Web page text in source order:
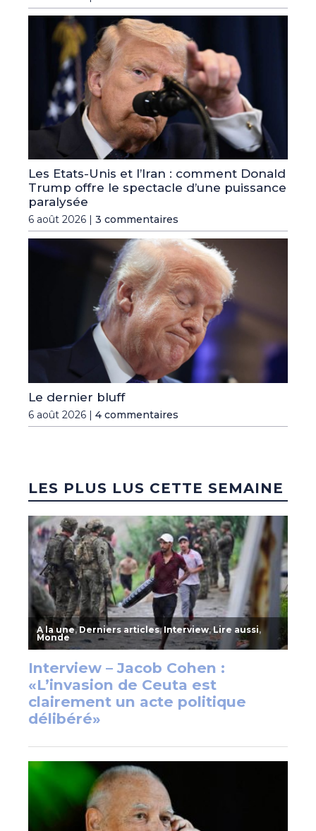
Les Etats-Unis et l’Iran : comment Donald
Trump offre le spectacle d’une puissance
paralysée
6 août 2026 | 3 commentaires
Le dernier bluff
6 août 2026 | 4 commentaires
LES PLUS LUS CETTE SEMAINE